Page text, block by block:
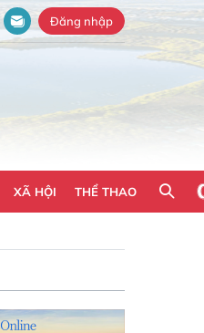
Đăng nhập
XÃ HỘI THỂ THAO